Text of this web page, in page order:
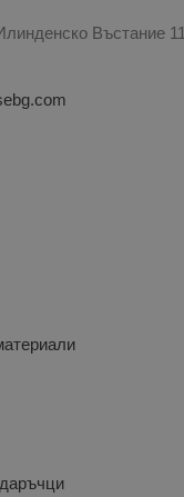
Въстание 11